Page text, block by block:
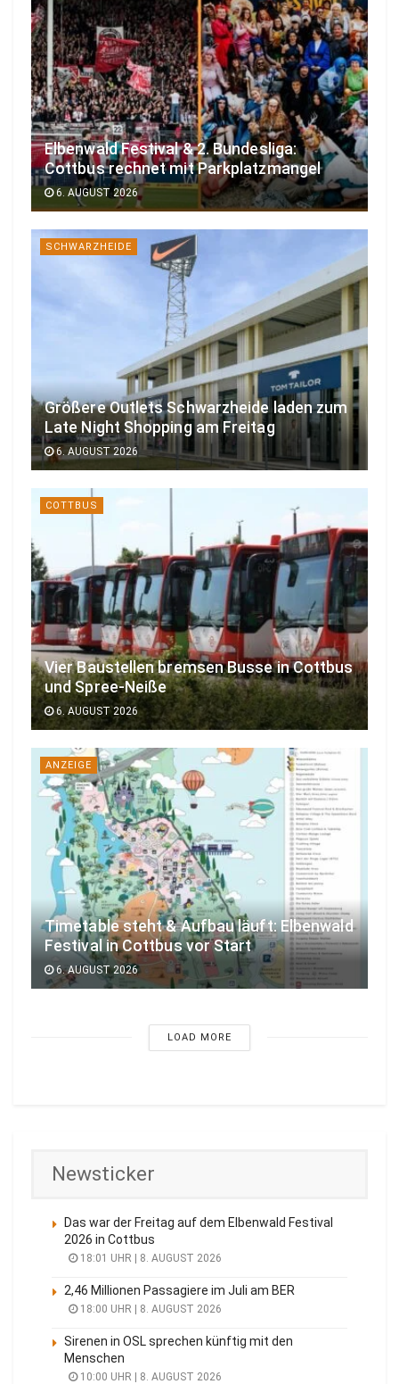
Elbenwald Festival & 2. Bundesliga:
Cottbus rechnet mit Parkplatzmangel
6. AUGUST 2026
SCHWARZHEIDE
Größere Outlets Schwarzheide laden zum
Late Night Shopping am Freitag
6. AUGUST 2026
COTTBUS
Vier Baustellen bremsen Busse in Cottbus
und Spree-Neiße
6. AUGUST 2026
ANZEIGE
Timetable steht & Aufbau läuft: Elbenwald
Festival in Cottbus vor Start
6. AUGUST 2026
LOAD MORE
Newsticker
Das war der Freitag auf dem Elbenwald Festival
2026 in Cottbus
18:01 UHR | 8. AUGUST 2026
2,46 Millionen Passagiere im Juli am BER
18:00 UHR | 8. AUGUST 2026
Sirenen in OSL sprechen künftig mit den
Menschen
10:00 UHR | 8. AUGUST 2026